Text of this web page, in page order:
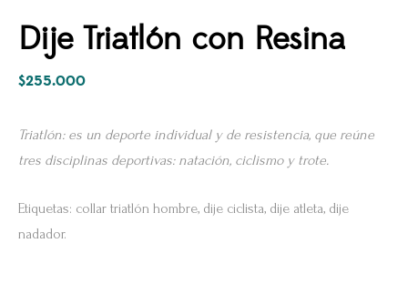
Dije Triatlón con Resina
$255.000
Triatlón: es un deporte individual y de resistencia, que reúne
tres disciplinas deportivas: natación, ciclismo y trote.
Etiquetas: collar triatlón hombre, dije ciclista, dije atleta, dije
nadador.